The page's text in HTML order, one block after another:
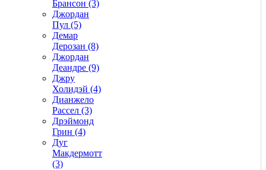
Брансон (3)
Джордан
Пул (5)
Демар
Дерозан (8)
Джордан
Деандре (9)
Джру
Холидэй (4)
Дианжело
Рассел (3)
Дрэймонд
Грин (4)
Дуг
Макдермотт
(3)